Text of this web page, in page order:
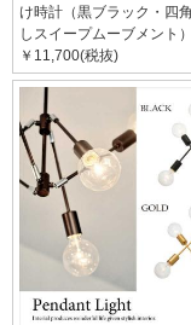
け時計（黒ブラック・四
しスイープムーブメント）
￥11,700(税抜)